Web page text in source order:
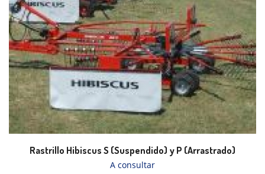
Rastrillo Hibiscus S (Suspendido) y P (Arrastrado)
A consultar